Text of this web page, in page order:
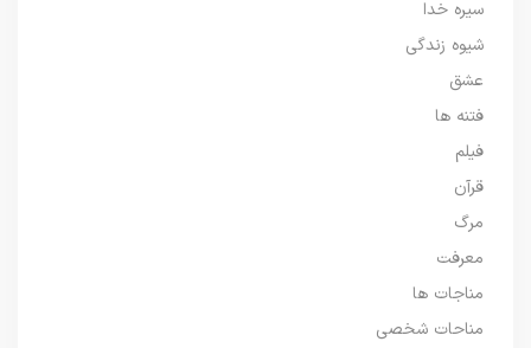
سیره خدا
شیوه زندگی
عشق
فتنه ها
فیلم
قرآن
مرگ
معرفت
مناجات ها
مناحات شخصی